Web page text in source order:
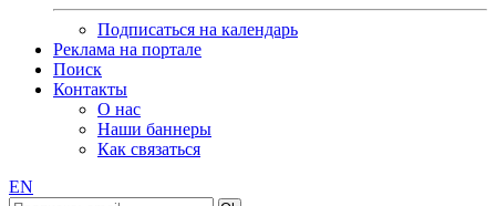
Подписаться на календарь
Реклама на портале
Поиск
Контакты
О нас
Наши баннеры
Как связаться
EN